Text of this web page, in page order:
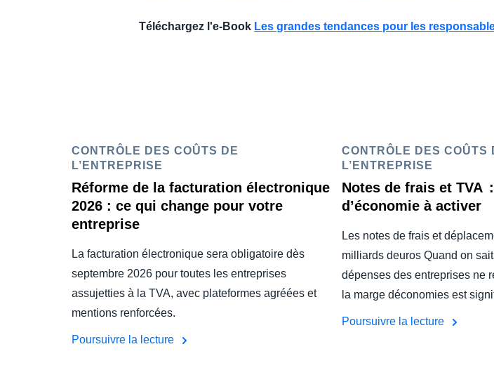
Téléchargez l'e-Book Les grandes tendances pour les
CONTRÔLE DES COÛTS DE
L’ENTREPRISE
Réforme de la facturation électronique
2026 : ce qui change pour votre
entreprise
La facturation électronique sera obligatoire dès
septembre 2026 pour toutes les entreprises
assujetties à la TVA, avec plateformes agréées et
mentions renforcées.
Poursuivre la lecture
CONTRÔLE DES COÛTS
L’ENTREPRISE
Notes de frais et TVA
d’économie à activer
Les notes de frais et
milliards deuros Quand on
dépenses des entreprises ne
la marge déconomies est
Poursuivre la lecture